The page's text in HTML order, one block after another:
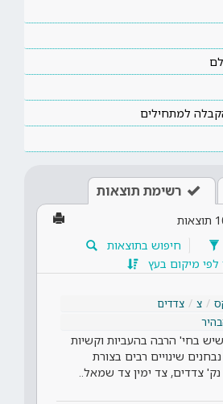
למתחילים
רשימת תוצאות
תוצאות
חיפוש בתוצאות
לפי מיקום בעץ
צ
צדדים
בחי' הרבה בהעביות וקשיות
שינויים רבים בצורת
צדדים, צד ימין צד שמאל..